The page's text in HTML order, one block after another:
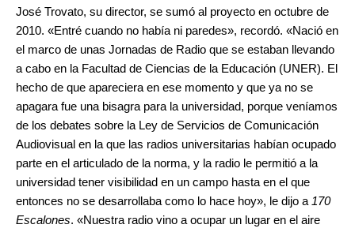
José Trovato, su director, se sumó al proyecto en octubre de
2010. «Entré cuando no había ni paredes», recordó. «Nació en
el marco de unas Jornadas de Radio que se estaban llevando
a cabo en la Facultad de Ciencias de la Educación (UNER). El
hecho de que apareciera en ese momento y que ya no se
apagara fue una bisagra para la universidad, porque veníamos
de los debates sobre la Ley de Servicios de Comunicación
Audiovisual en la que las radios universitarias habían ocupado
parte en el articulado de la norma, y la radio le permitió a la
universidad tener visibilidad en un campo hasta en el que
entonces no se desarrollaba como lo hace hoy», le dijo a170
Escalones. «Nuestra radio vino a ocupar un lugar en el aire